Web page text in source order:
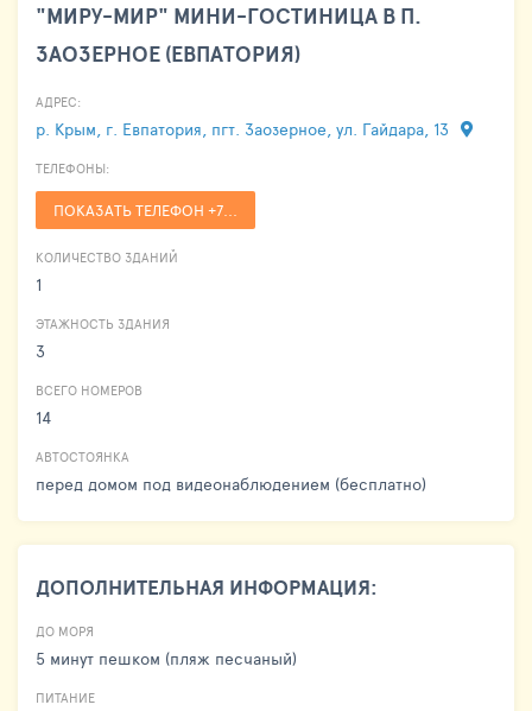
"МИРУ-МИР" МИНИ-ГОСТИНИЦА В П.
ЗАОЗЕРНОЕ (ЕВПАТОРИЯ)
АДРЕС:
р. Крым, г. Евпатория, пгт. Заозерное, ул. Гайдара, 13
ТЕЛЕФОНЫ:
ПОКАЗАТЬ ТЕЛЕФОН +7...
КОЛИЧЕСТВО ЗДАНИЙ
1
ЭТАЖНОСТЬ ЗДАНИЯ
3
ВСЕГО НОМЕРОВ
14
АВТОСТОЯНКА
перед домом под видеонаблюдением (бесплатно)
ДОПОЛНИТЕЛЬНАЯ ИНФОРМАЦИЯ:
ДО МОРЯ
5 минут пешком (пляж песчаный)
ПИТАНИЕ